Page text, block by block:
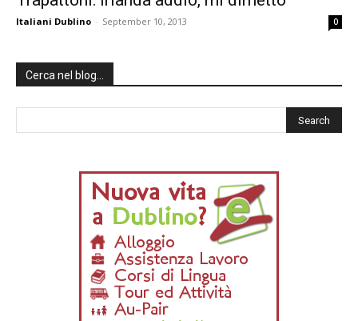
Italiani Dublino - September 10, 2013 0
Cerca nel blog…